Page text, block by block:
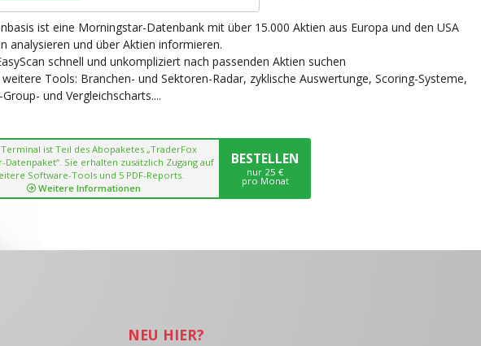
ist eine Morningstar-Datenbank mit über 15.000 Aktien aus Europa und den USA
analysieren und über Aktien informieren.
schnell und unkompliziert nach passenden Aktien suchen
weitere Tools: Branchen- und Sektoren-Radar, zyklische Auswertunge, Scoring-Systeme,
Group- und Vergleichscharts....
ist Teil des Abopaketes „TraderFox
Datenpaket“. Sie erhalten zusätzlich Zugang auf
Software-Tools und 5 PDF-Reports.
Weitere Informationen
BESTELLEN
nur 25 €
pro Monat
NEU HIER?